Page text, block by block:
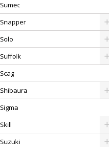
Sumec
Snapper
Solo
Suffolk
Scag
Shibaura
Sigma
Skill
Suzuki